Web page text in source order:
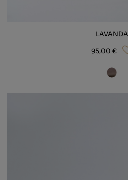
LAVANDA
95,00 €